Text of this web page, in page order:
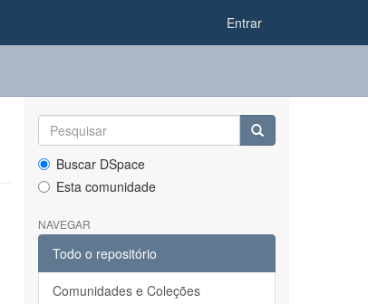
Entrar
Buscar DSpace
Esta comunidade
NAVEGAR
Todo o repositório
Comunidades e Coleções